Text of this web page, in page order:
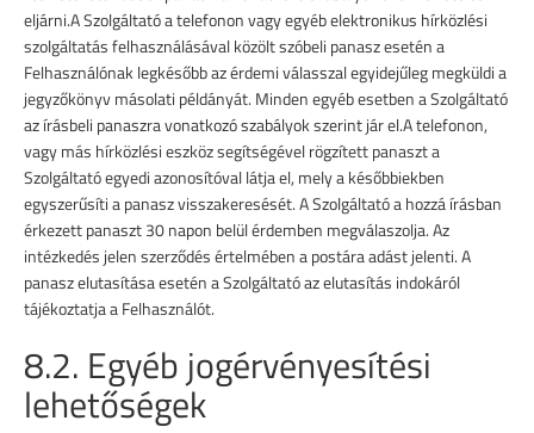
eljárni.A Szolgáltató a telefonon vagy egyéb elektronikus hírközlési
szolgáltatás felhasználásával közölt szóbeli panasz esetén a
Felhasználónak legkésőbb az érdemi válasszal egyidejűleg megküldi a
jegyzőkönyv másolati példányát. Minden egyéb esetben a Szolgáltató
az írásbeli panaszra vonatkozó szabályok szerint jár el.A telefonon,
vagy más hírközlési eszköz segítségével rögzített panaszt a
Szolgáltató egyedi azonosítóval látja el, mely a későbbiekben
egyszerűsíti a panasz visszakeresését. A Szolgáltató a hozzá írásban
érkezett panaszt 30 napon belül érdemben megválaszolja. Az
intézkedés jelen szerződés értelmében a postára adást jelenti. A
panasz elutasítása esetén a Szolgáltató az elutasítás indokáról
tájékoztatja a Felhasználót.
8.2. Egyéb jogérvényesítési
lehetőségek